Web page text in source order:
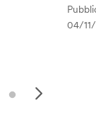
04/